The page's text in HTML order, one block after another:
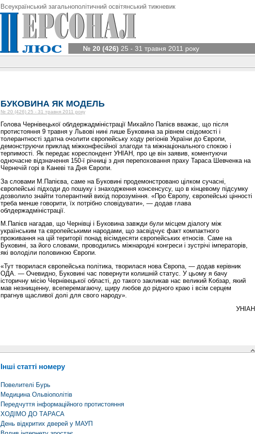
Всеукраїнський загальнополітичний освітянський тижневик
№ 20 (426) 25 - 31 травня 2011 року
БУКОВИНА ЯК МОДЕЛЬ
№ 20 (426) 25 - 31 травня 2011 року
Голова Чернівецької облдержадміністрації Михайло Папієв вважає, що після
протистояння 9 травня у Львові нині лише Буковина за рівнем свідомості і
толерантності здатна очолити європейську ходу регіонів України до Європи,
демонструючи приклад міжконфесійної злагоди та міжнаціонального спокою і
терпимості. Як передає кореспондент УНІАН, про це він заявив, коментуючи
одночасне відзначення 150-ї річниці з дня перепоховання праху Тараса Шевченка на
Чернечій горі в Каневі та Дня Європи.
За словами М.Папієва, саме на Буковині продемонстровано цілком сучасні,
європейські підходи до пошуку і знаходження консенсусу, що в кінцевому підсумку
дозволило знайти толерантний вихід порозуміння. «Про Європу, європейські цінності
треба менше говорити, їх потрібно сповідувати», — додав глава
облдержадміністрації.
М.Папієв нагадав, що Чернівці і Буковина завжди були місцем діалогу між
українським та європейськими народами, що засвідчує факт компактного
проживання на цій території понад вісімдесяти європейських етносів. Саме на
Буковині, за його словами, проводились міжнародні конгреси і зустрічі імператорів,
які володіли половиною Європи.
«Тут творилася європейська політика, творилася нова Європа, — додав керівник
ОДА. — Очевидно, Буковині час повернути колишній статус. У цьому я бачу
історичну місію Чернівецької області, до такого закликав нас великий Кобзар, який
мав незнищенну, всеперемагаючу, щиру любов до рідного краю і всім серцем
прагнув щасливої долі для свого народу».
УНІАН
Інші статті номеру
Повелителі Бурь
Медицина Ольвіополітів
Передчуття інформаційного протистояння
ХОДІМО ДО ТАРАСА
День відкритих дверей у МАУП